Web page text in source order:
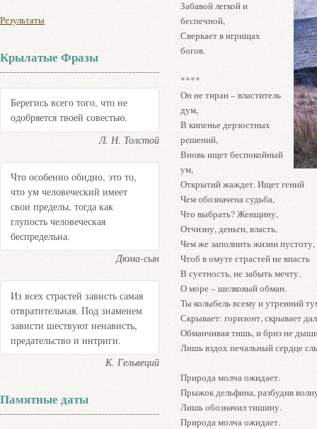
Забавой легкой и
беспечной,
Сверкает в игрищах
богов.
****
Он не тиран – властитель
дум,
В кипенье дерзостных
решений,
Вновь ищет беспокойный
ум,
Открытий жаждет. Ищет гений
Чем обозначена судьба,
Что выбрать? Женщину,
Отчизну, деньги, власть,
Чем же заполнить жизни пустоту,
Чтоб в омуте страстей не впасть
В суетность, не забыть мечту.
О море – шелковый обман.
Ты колыбель всему и утренний
Скрывает: горизонт, скрывает
Обманчивая тишь, и бриз не
Лишь вздох печальный сердце
Природа молча ожидает.
Прыжок дельфина, разбудив
Лишь обозначил тишину.
Природа молча ожидает.
Результаты
Крылатые Фразы
Берегись всего того, что не
одобряется твоей совестью.
Л. Н. Толстой
Что особенно обидно, это то,
что ум человеческий имеет
свои пределы, тогда как
глупость человеческая
беспредельна.
Дюма-сын
Из всех страстей зависть самая
отвратительная. Под знаменем
зависти шествуют ненависть,
предательство и интриги.
К. Гельвеций
Памятные даты